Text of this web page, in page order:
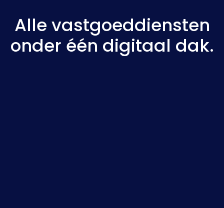
Alle vastgoeddiensten
onder één digitaal dak.